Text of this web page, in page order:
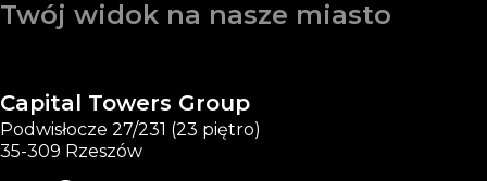
Twój widok na nasze miasto
Capital Towers Group
Podwisłocze 27/231 (23 piętro)
35-309 Rzeszów